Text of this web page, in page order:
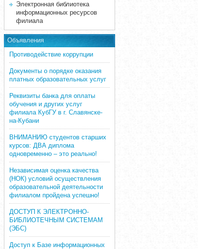
Электронная библиотека
информационных ресурсов
филиала
Объявления
Противодействие коррупции
Документы о порядке оказания
платных образовательных услуг
Реквизиты банка для оплаты
обучения и других услуг
филиала КубГУ в г. Славянске-
на-Кубани
ВНИМАНИЮ студентов старших
курсов: ДВА диплома
одновременно – это реально!
Независимая оценка качества
(НОК) условий осуществления
образовательной деятельности
филиалом пройдена успешно!
ДОСТУП К ЭЛЕКТРОННО-
БИБЛИОТЕЧНЫМ СИСТЕМАМ
(ЭБС)
Доступ к Базе информационных